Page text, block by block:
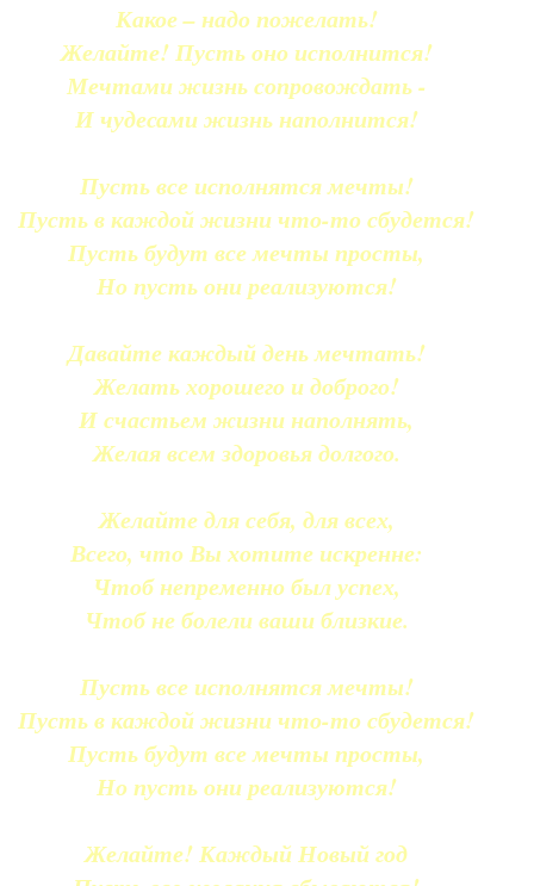
Какое – надо пожелать!
Желайте! Пусть оно исполнится!
Мечтами жизнь сопровождать -
И чудесами жизнь наполнится!
Пусть все исполнятся мечты!
Пусть в каждой жизни что-то сбудется!
Пусть будут все мечты просты,
Но пусть они реализуются!
Давайте каждый день мечтать!
Желать хорошего и доброго!
И счастьем жизни наполнять,
Желая всем здоровья долгого.
Желайте для себя, для всех,
Всего, что Вы хотите искренне:
Чтоб непременно был успех,
Чтоб не болели ваши близкие.
Пусть все исполнятся мечты!
Пусть в каждой жизни что-то сбудется!
Пусть будут все мечты просты,
Но пусть они реализуются!
Желайте! Каждый Новый год